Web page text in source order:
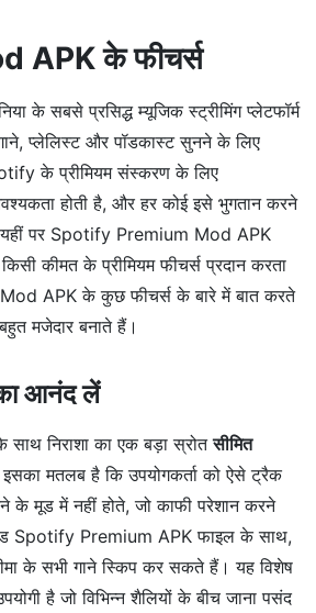
APK के फीचर्स
के सबसे प्रसिद्ध म्यूजिक स्ट्रीमिंग प्लेटफॉर्म
प्लेलिस्ट और पॉडकास्ट सुनने के लिए
के प्रीमियम संस्करण के लिए
होती है, और हर कोई इसे भुगतान करने
यहीं पर Spotify Premium Mod APK
कीमत के प्रीमियम फीचर्स प्रदान करता
APK के कुछ फीचर्स के बारे में बात करते
मजेदार बनाते हैं।
आनंद लें
निराशा का एक बड़ा स्रोतसीमित
मतलब है कि उपयोगकर्ता को ऐसे ट्रैक
के मूड में नहीं होते, जो काफी परेशान करने
Spotify Premium APK फाइल के साथ,
के सभी गाने स्किप कर सकते हैं। यह विशेष
है जो विभिन्न शैलियों के बीच जाना पसंद